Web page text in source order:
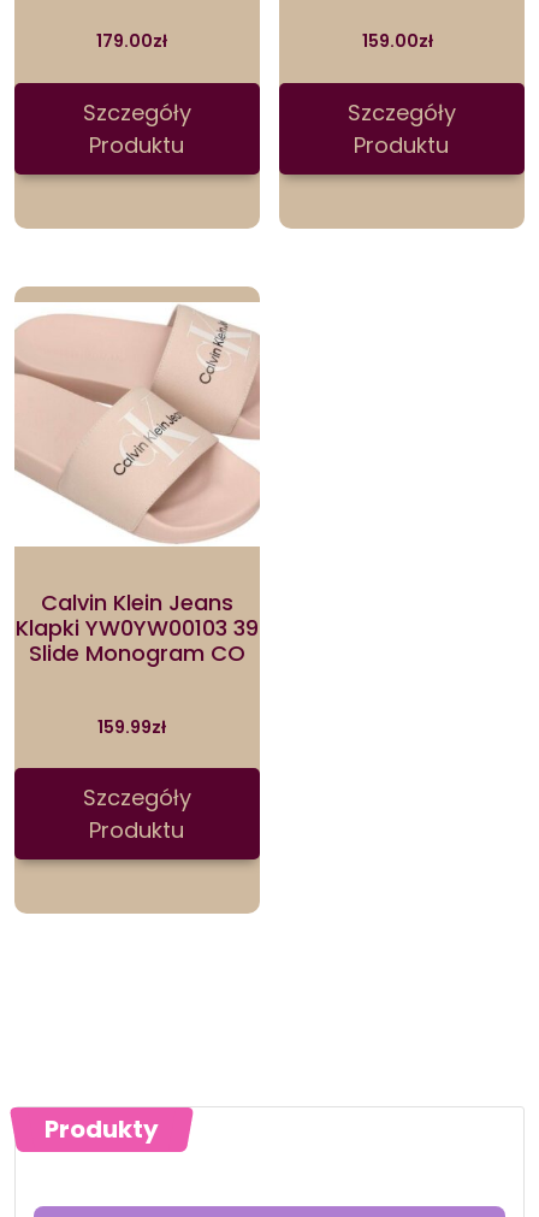
179.00zł
Szczegóły
Produktu
159.00zł
Szczegóły
Produktu
Calvin Klein Jeans
Klapki YW0YW00103 39
Slide Monogram CO
159.99zł
Szczegóły
Produktu
Produkty